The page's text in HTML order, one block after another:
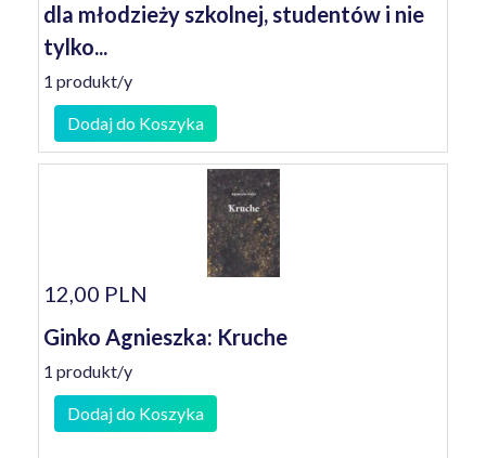
dla młodzieży szkolnej, studentów i nie
tylko...
1 produkt/y
Dodaj do Koszyka
12,00 PLN
Ginko Agnieszka: Kruche
1 produkt/y
Dodaj do Koszyka